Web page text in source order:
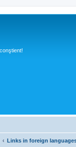
Links in foreign